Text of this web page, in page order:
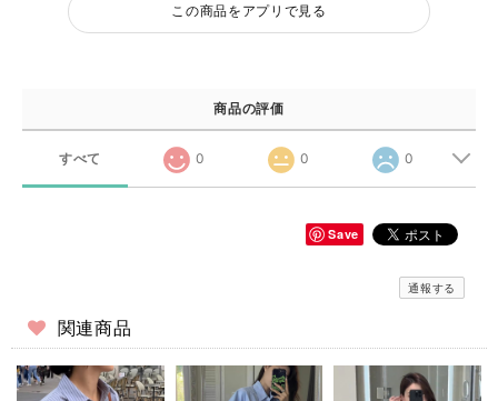
この商品をアプリで見る
商品の評価
すべて 0 0 0
Save
通報する
関連商品